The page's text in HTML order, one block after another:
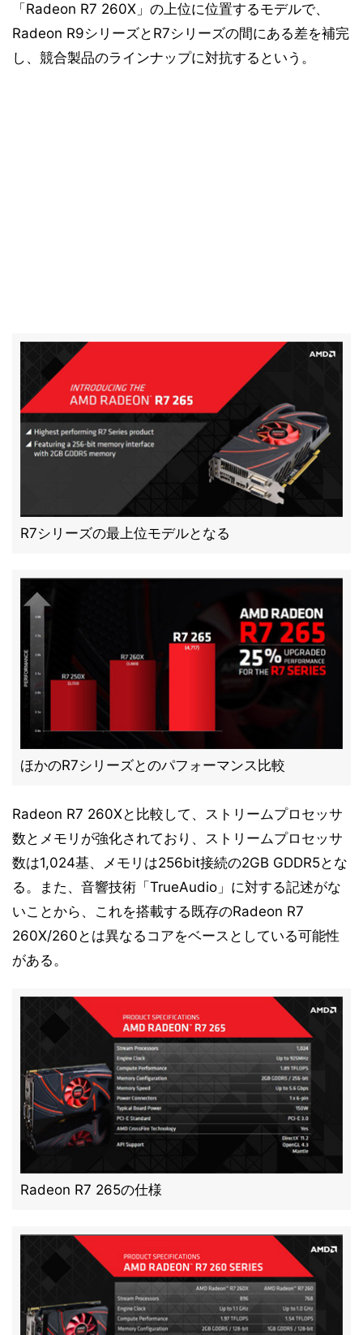
「Radeon R7 260X」の上位に位置するモデルで、
Radeon R9シリーズとR7シリーズの間にある差を補完
し、競合製品のラインナップに対抗するという。
R7シリーズの最上位モデルとなる
ほかのR7シリーズとのパフォーマンス比較
Radeon R7 260Xと比較して、ストリームプロセッサ
数とメモリが強化されており、ストリームプロセッサ
数は1,024基、メモリは256bit接続の2GB GDDR5とな
る。また、音響技術「TrueAudio」に対する記述がな
いことから、これを搭載する既存のRadeon R7
260X/260とは異なるコアをベースとしている可能性
がある。
Radeon R7 265の仕様